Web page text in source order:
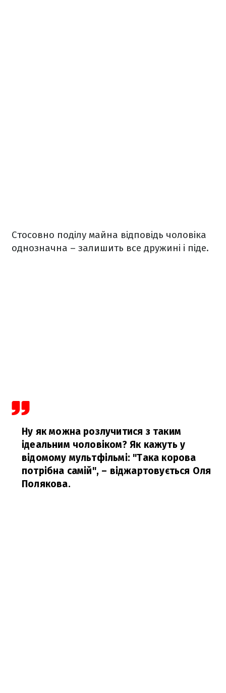
Стосовно поділу майна відповідь чоловіка
однозначна – залишить все дружині і піде.
Ну як можна розлучитися з таким
ідеальним чоловіком? Як кажуть у
відомому мультфільмі: "Така корова
потрібна самій", – віджартовується Оля
Полякова.